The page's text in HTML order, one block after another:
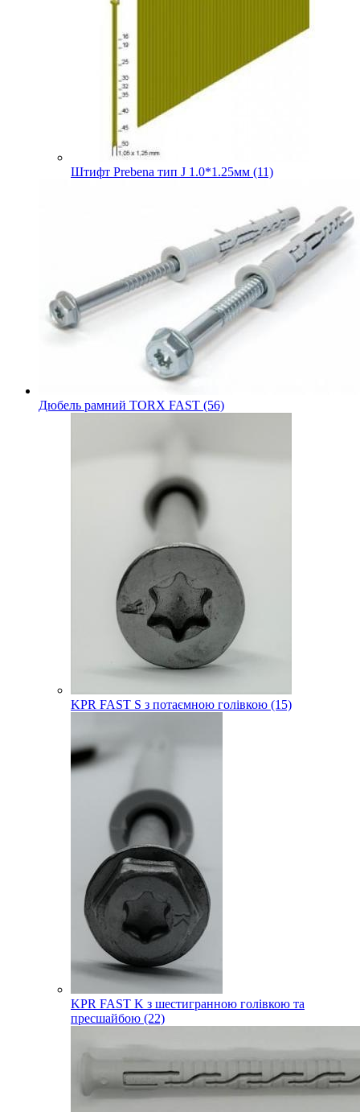
Штифт Prebena тип J 1.0*1.25мм (11)
Дюбель рамний TORX FAST (56)
KPR FAST S з потаємною голівкою (15)
KPR FAST K з шестигранною голівкою та
пресшайбою (22)